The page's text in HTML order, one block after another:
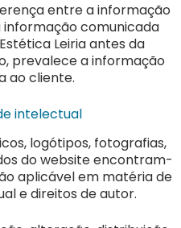
entre a informação
comunicada
Leiria antes da
prevalece a informação
ao cliente.
intelectual
logótipos, fotografias,
do website encontram-
aplicável em matéria de
e direitos de autor.